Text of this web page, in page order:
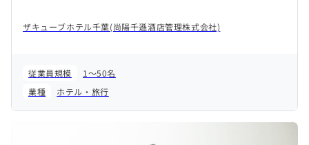
ザキューブホテル千葉(尚陽千遜酒店管理株式会社)
従業員規模
1～50名
業種
ホテル・旅行